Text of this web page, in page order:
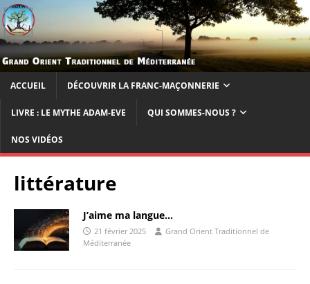
ACCUEIL DÉCOUVRIR LA FRANC-MAÇONNERIE
LIVRE : LE MYTHE ADAM-EVE QUI SOMMES-NOUS ?
NOS VIDÉOS
littérature
J’aime ma langue…
21 février 2025
Grand Orient Traditionnel de
Méditerranée